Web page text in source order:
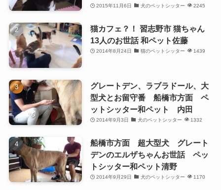
2015年11月6日 犬のペットシッター 2245
猫カフェ？！ 習志野市 猫ちゃん
13人のお世話 和ペット佐藤
2014年8月24日 猫のペットシッター 1439
グレートデン、ラブラドール、大
型犬とお留守番 船橋市方面 ペ
ットシッター和ペット 内田
2014年9月3日 犬のペットシッター 1332
船橋市方面 超大型犬 グレート
デンのエルザちゃんお世話 ペッ
トシッター和ペット清野
2014年9月29日 犬のペットシッター 1170